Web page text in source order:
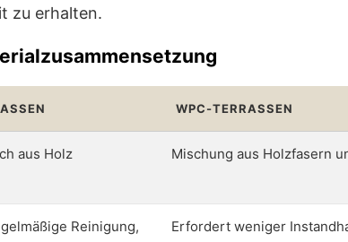
zu erhalten.
WPC-TERRASSEN
aus Holz Mischung aus Holzfasern
Reinigung,
Erfordert weniger